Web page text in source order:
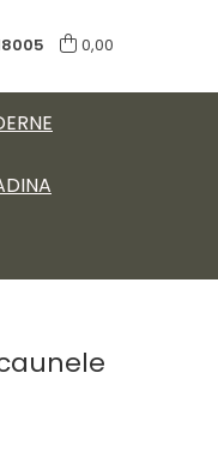
0,00